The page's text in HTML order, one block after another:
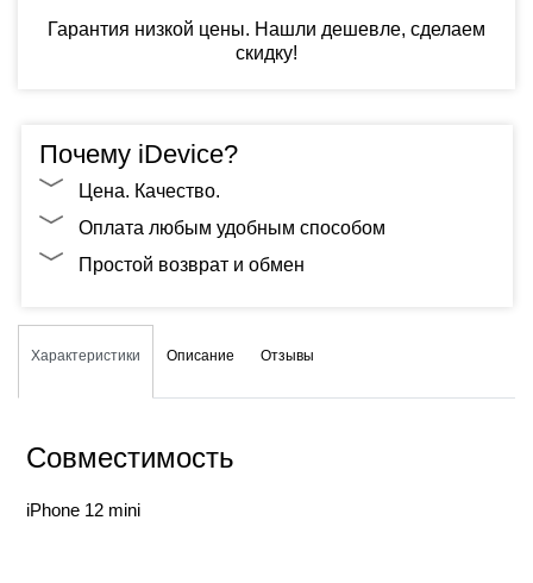
Гарантия низкой цены. Нашли дешевле, сделаем
скидку!
Почему iDevice?
Цена. Качество.
Оплата любым удобным способом
Простой возврат и обмен
Описание
Характеристики Отзывы
Совместимость
iPhone 12 mini